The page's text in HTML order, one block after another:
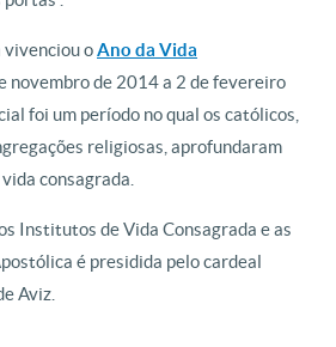
vivenciou oAno da Vida
novembro de 2014 a 2 de fevereiro
foi um período no qual os católicos,
religiosas, aprofundaram
consagrada.
Institutos de Vida Consagrada e as
é presidida pelo cardeal
Aviz.